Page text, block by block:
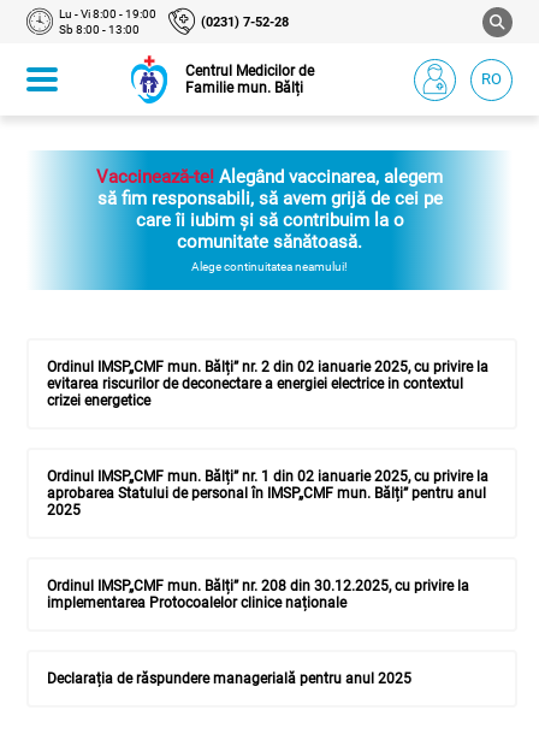
Lu - Vi 8:00 - 19:00
Sb 8:00 - 13:00
(0231) 7-52-28
Centrul Medicilor de
Familie mun. Bălți
RO
Vaccinează-te! Alegând vaccinarea, alegem
să fim responsabili, să avem grijă de cei pe
care îi iubim și să contribuim la o
comunitate sănătoasă.
Alege continuitatea neamului!
Ordinul IMSP„CMF mun. Bălți” nr. 2 din 02 ianuarie 2025, cu privire la
evitarea riscurilor de deconectare a energiei electrice in contextul
crizei energetice
Ordinul IMSP„CMF mun. Bălți” nr. 1 din 02 ianuarie 2025, cu privire la
aprobarea Statului de personal în IMSP„CMF mun. Bălți” pentru anul
2025
Ordinul IMSP„CMF mun. Bălți” nr. 208 din 30.12.2025, cu privire la
implementarea Protocoalelor clinice naționale
Declarația de răspundere managerială pentru anul 2025